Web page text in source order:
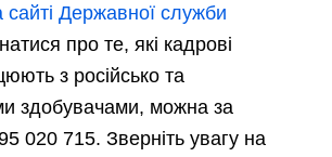
сайті Державної служби
про те, які кадрові
з російсько та
здобувачами, можна за
020 715. Зверніть увагу на